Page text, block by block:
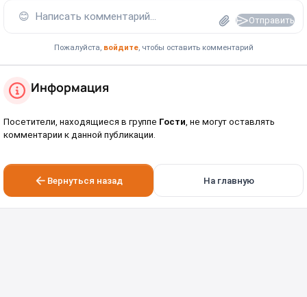
😊 Написать комментарий... Отправить
Пожалуйста, войдите, чтобы оставить комментарий
Информация
Посетители, находящиеся в группе Гости, не могут оставлять
комментарии к данной публикации.
Вернуться назад На главную